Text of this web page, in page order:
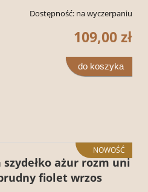
Dostępność: na wyczerpaniu
109,00 zł
do koszyka
szydełko ażur rozm uni
fiolet wrzos
NOWOŚĆ